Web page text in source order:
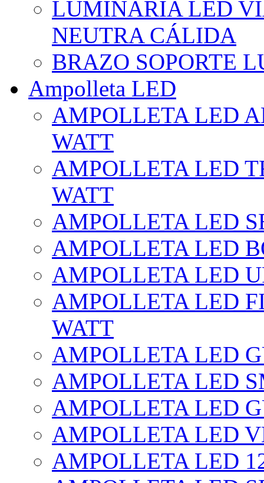
LUMINARIA LED
NEUTRA CÁLIDA
BRAZO SOPORTE
Ampolleta LED
AMPOLLETA LED
WATT
AMPOLLETA LED
WATT
AMPOLLETA LED
AMPOLLETA LED
AMPOLLETA LED
AMPOLLETA LED
WATT
AMPOLLETA LED
AMPOLLETA LED
AMPOLLETA LED
AMPOLLETA LED
AMPOLLETA LED